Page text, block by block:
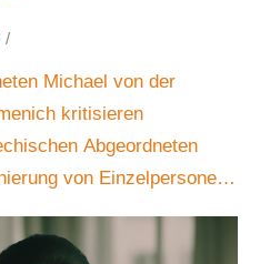
🔎⚖️
Michael von der
kritisieren
Abgeordneten
von Einzelpersonen